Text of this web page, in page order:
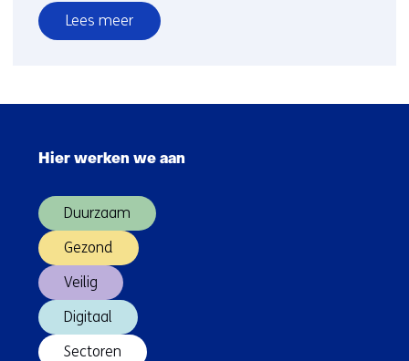
Lees meer
over
Platform
Recycling
Hier werken we aan
Duurzaam
Gezond
Veilig
Digitaal
Sectoren